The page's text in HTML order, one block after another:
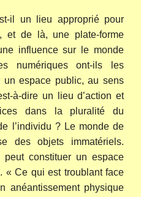
il un lieu approprié pour
et de là, une plate-forme
influence sur le monde
numériques ont-ils les
un espace public, au sens
à-dire un lieu d’action et
dans la pluralité du
l’individu ? Le monde de
des objets immatériels.
peut constituer un espace
« Ce qui est troublant face
anéantissement physique